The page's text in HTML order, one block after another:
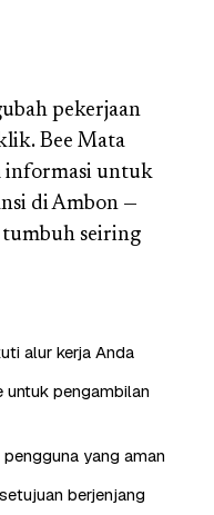
pekerjaan
Bee Mata
informasi untuk
di Ambon —
tumbuh seiring
alur kerja Anda
untuk pengambilan
yang aman
berjenjang